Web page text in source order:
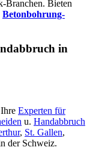
Branchen. Bieten
Betonbohrung-
in
Ihre Experten für
u. Handabbruch
, St. Gallen,
der Schweiz.